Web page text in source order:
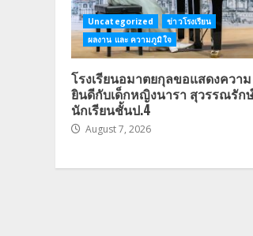
Uncategorized
ข่าวโรงเรียน
ผลงาน และ ความภูมิใจ
โรงเรียนอมาตยกุลขอแสดงความ
ยินดีกับเด็กหญิงนารา สุวรรณรัก
นักเรียนชั้นป.4
August 7, 2026